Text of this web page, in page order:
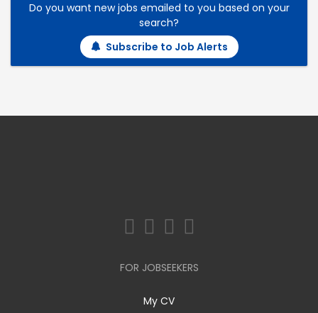
Do you want new jobs emailed to you based on your
search?
Subscribe to Job Alerts
FOR JOBSEEKERS
My CV